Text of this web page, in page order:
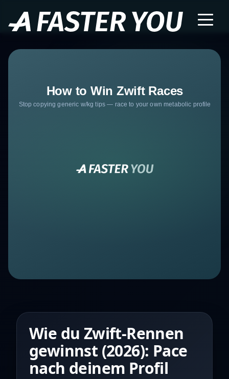
Wie du Zwift-Rennen
gewinnst (2026): Pace
nach deinem Profil